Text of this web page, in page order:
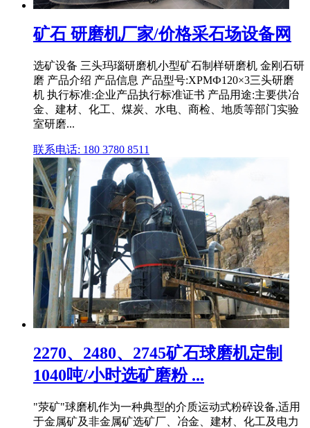
矿石 研磨机厂家/价格采石场设备网
选矿设备 三头玛瑙研磨机小型矿石制样研磨机 金刚石研
磨 产品介绍 产品信息 产品型号:XPMФ120×3三头研磨
机 执行标准:企业产品执行标准证书 产品用途:主要供冶
金、建材、化工、煤炭、水电、商检、地质等部门实验
室研磨...
联系电话: 180 3780 8511
2270、2480、2745矿石球磨机定制
1040吨/小时选矿磨粉 ...
"荥矿"球磨机作为一种典型的介质运动式粉碎设备,适用
于金属矿及非金属矿选矿厂、冶金、建材、化工及电力